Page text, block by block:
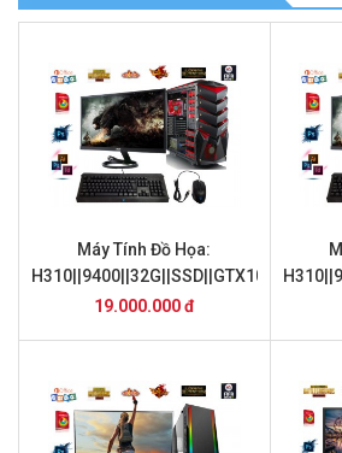
Máy Tính Đồ Họa:
19.000.000 đ